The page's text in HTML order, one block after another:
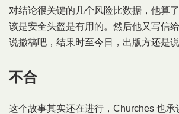
对结论很关键的几个风险比数据，他算
该是安全头盔是有用的。然后他又写信
说撤稿吧，结果时至今日，出版方还是说
不合
这个故事其实还在进行，Churches 也承